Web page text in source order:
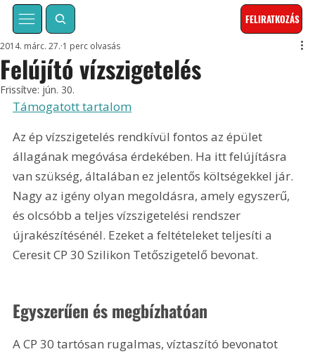
FELIRATKOZÁS
Felújító vízszigetelés
2014. márc. 27. 1 perc olvasás
Frissítve: jún. 30.
Támogatott tartalom
Az ép vízszigetelés rendkívül fontos az épület
állagának megóvása érdekében. Ha itt felújításra
van szükség, általában ez jelentős költségekkel jár.
Nagy az igény olyan megoldásra, amely egyszerű,
és olcsóbb a teljes vízszigetelési rendszer
újrakészítésénél. Ezeket a feltételeket teljesíti a
Ceresit CP 30 Szilikon Tetőszigetelő bevonat.
Egyszerűen és megbízhatóan
A CP 30 tartósan rugalmas, víztaszító bevonatot